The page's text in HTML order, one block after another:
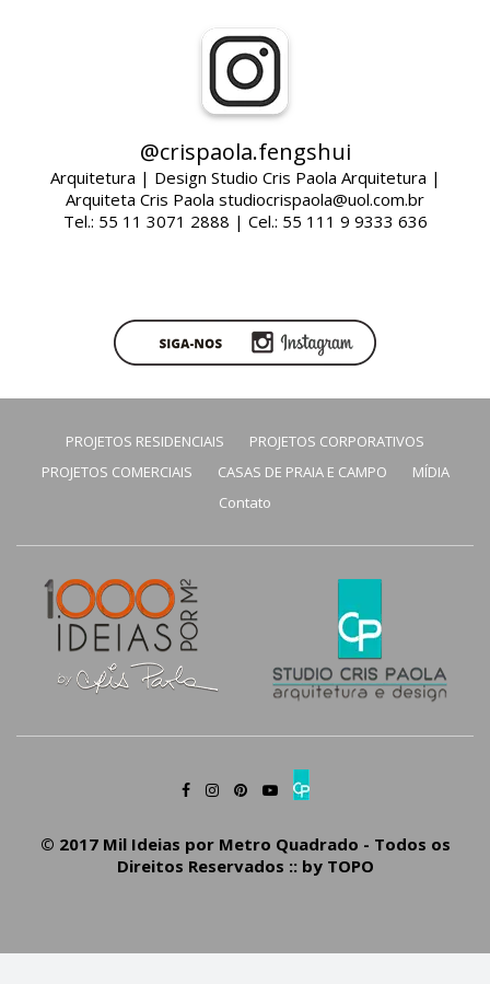
@crispaola.fengshui
Arquitetura | Design Studio Cris Paola Arquitetura |
Arquiteta Cris Paola studiocrispaola@uol.com.br
Tel.: 55 11 3071 2888 | Cel.: 55 111 9 9333 636
PROJETOS RESIDENCIAIS
PROJETOS CORPORATIVOS
PROJETOS COMERCIAIS
CASAS DE PRAIA E CAMPO
MÍDIA
Contato
© 2017 Mil Ideias por Metro Quadrado - Todos os
Direitos Reservados :: by TOPO